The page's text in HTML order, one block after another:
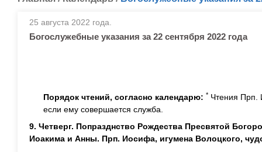
25 августа 2022 года.
Богослужебные указания за 22 сентября 2022 года
Порядок чтений, согласно календарю: * Чтения Прп.
если ему совершается служба.
9. Четверг. Попразднство Рождества Пресвятой
Иоакима и Анны. Прп. Иосифа, игумена Волоцкого,